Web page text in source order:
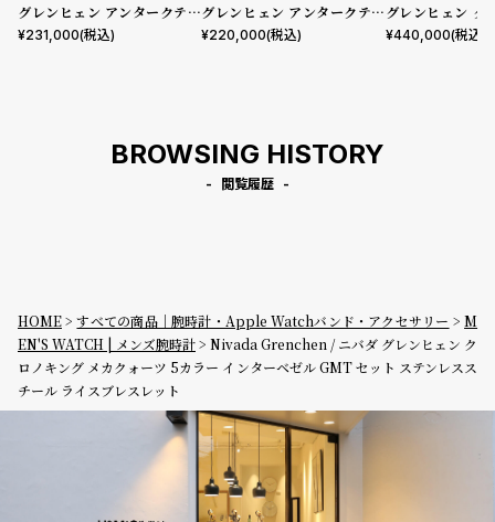
グレンヒェン アンタークティ
ック 35mm グレイシャー レ
¥231,000(税込)
グレンヒェン アンタークティ
ック スパイダー ブラック デイ
¥220,000(税込)
グレンヒェン ク
ブロードアロー 5
¥440,000(税込)
BROWSING HISTORY
閲覧履歴
HOME すべての商品｜腕時計・Apple Watchバンド・アクセサリー
M
EN'S WATCH | メンズ腕時計
Nivada Grenchen / ニバダ グレンヒェン ク
ロノキング メカクォーツ 5カラー インターベゼル GMT セット ステンレスス
チール ライスブレスレット